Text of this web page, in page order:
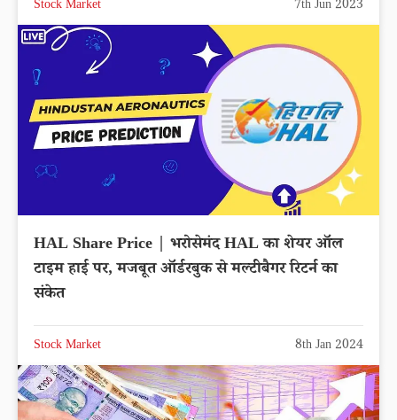
Stock Market 7th Jun 2023
HAL Share Price | भरोसेमंद HAL का शेयर ऑल
टाइम हाई पर, मजबूत ऑर्डरबुक से मल्टीबैगर रिटर्न का
संकेत
Stock Market 8th Jan 2024